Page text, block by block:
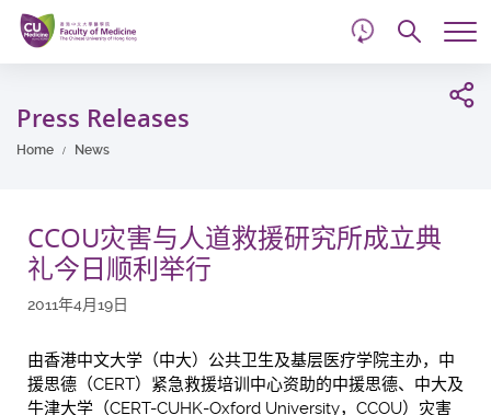
Skip
main
content
Press Releases
Home News
CCOU灾害与人道救援研究所成立典
礼今日顺利举行
2011年4月19日
由香港中文大学（中大）公共卫生及基层医疗学院主办，中
援思德（CERT）紧急救援培训中心资助的中援思德、中大及
牛津大学（CERT-CUHK-Oxford University，CCOU）灾害